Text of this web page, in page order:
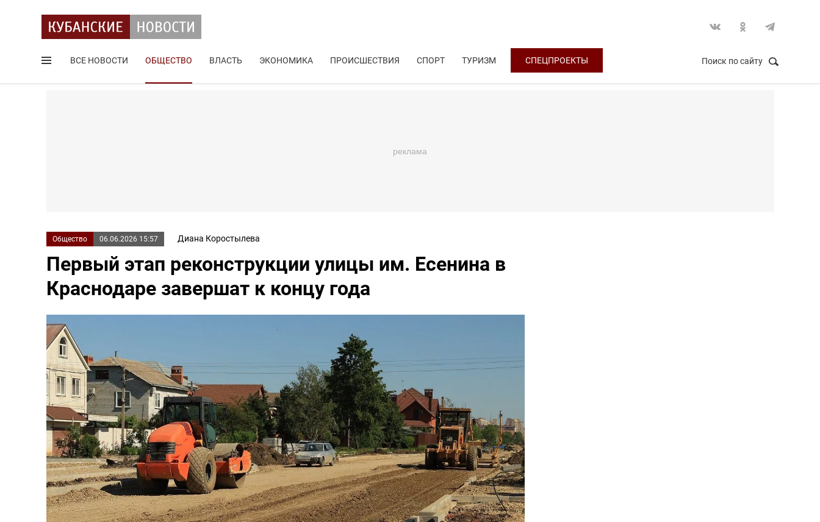
ВСЕ НОВОСТИ ОБЩЕСТВО ВЛАСТЬ ЭКОНОМИКА ПРОИСШЕСТВИЯ СПОРТ ТУРИЗМ СПЕЦПРОЕКТЫ Поиск по сайту
Общество 06.06.2026 15:57 Диана Коростылева
Первый этап реконструкции улицы им. Есенина в
Краснодаре завершат к концу года